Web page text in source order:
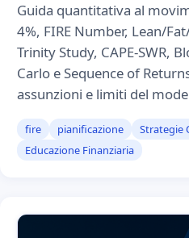
Guida quantitativa al
4%, FIRE Number, Lean/
Trinity Study, CAPE-SWR,
Carlo e Sequence of
assunzioni e limiti del
fire pianificazione
Strategie
Educazione Finanziaria